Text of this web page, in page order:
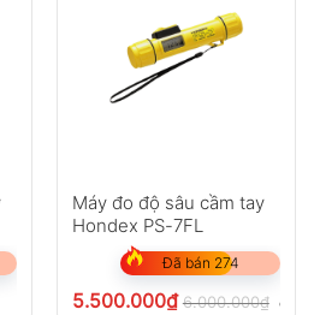
Máy đo độ sâu cầm tay
Hondex PS-7FL
Đã bán 274
5.500.000₫ 6.000.000₫ chưa